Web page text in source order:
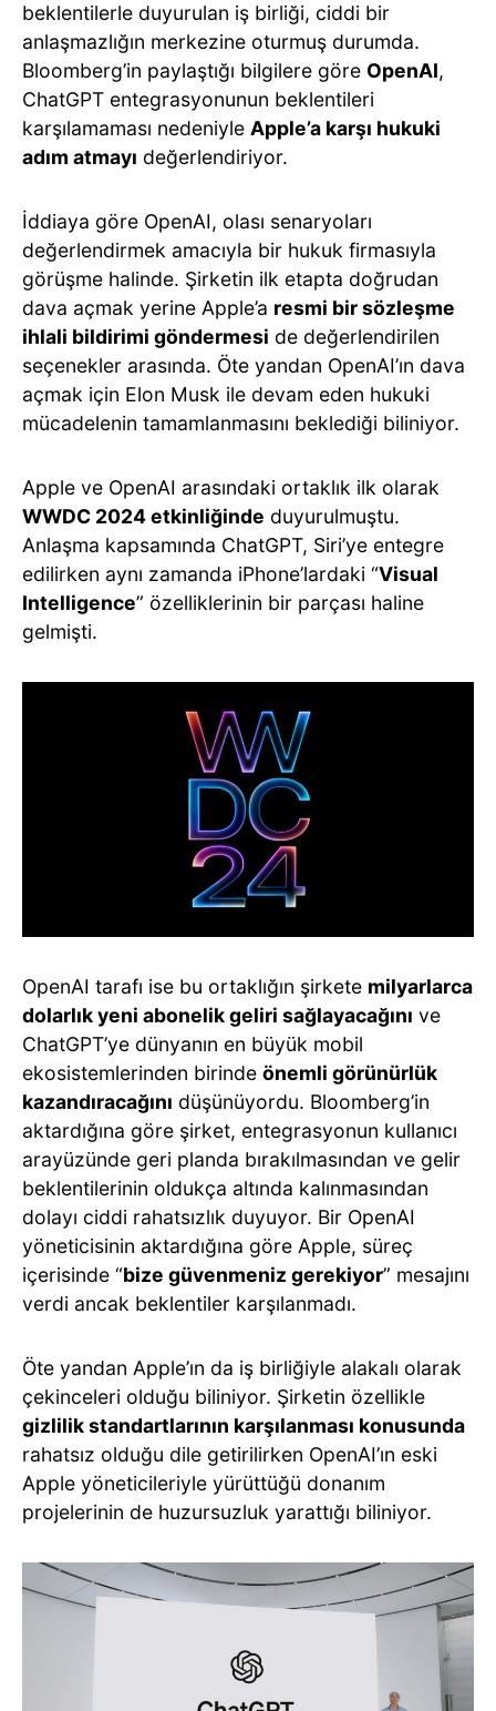
beklentilerle duyurulan iş birliği, ciddi bir
anlaşmazlığın merkezine oturmuş durumda.
Bloomberg’in paylaştığı bilgilere göre OpenAI,
ChatGPT entegrasyonunun beklentileri
karşılamaması nedeniyle Apple’a karşı hukuki
adım atmayı değerlendiriyor.
İddiaya göre OpenAI, olası senaryoları
değerlendirmek amacıyla bir hukuk firmasıyla
görüşme halinde. Şirketin ilk etapta doğrudan
dava açmak yerine Apple’a resmi bir sözleşme
ihlali bildirimi göndermesi de değerlendirilen
seçenekler arasında. Öte yandan OpenAI’ın dava
açmak için Elon Musk ile devam eden hukuki
mücadelenin tamamlanmasını beklediği biliniyor.
Apple ve OpenAI arasındaki ortaklık ilk olarak
WWDC 2024 etkinliğinde duyurulmuştu.
Anlaşma kapsamında ChatGPT, Siri’ye entegre
edilirken aynı zamanda iPhone’lardaki “Visual
Intelligence” özelliklerinin bir parçası haline
gelmişti.
OpenAI tarafı ise bu ortaklığın şirkete milyarlarca
dolarlık yeni abonelik geliri sağlayacağını ve
ChatGPT’ye dünyanın en büyük mobil
ekosistemlerinden birinde önemli görünürlük
kazandıracağını düşünüyordu. Bloomberg’in
aktardığına göre şirket, entegrasyonun kullanıcı
arayüzünde geri planda bırakılmasından ve gelir
beklentilerinin oldukça altında kalınmasından
dolayı ciddi rahatsızlık duyuyor. Bir OpenAI
yöneticisinin aktardığına göre Apple, süreç
içerisinde “bize güvenmeniz gerekiyor” mesajını
verdi ancak beklentiler karşılanmadı.
Öte yandan Apple’ın da iş birliğiyle alakalı olarak
çekinceleri olduğu biliniyor. Şirketin özellikle
gizlilik standartlarının karşılanması konusunda
rahatsız olduğu dile getirilirken OpenAI’ın eski
Apple yöneticileriyle yürüttüğü donanım
projelerinin de huzursuzluk yarattığı biliniyor.